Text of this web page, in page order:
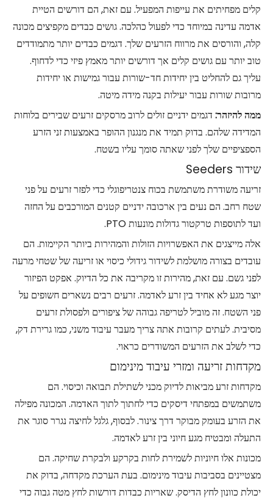
קלים מפחיתים את עייפות המפעיל. עם זאת, הם דורשים הטיית
אדמה עדינה במיוחד כדי לפעול כהלכה. גושים כבדים מקפיצים מכונה
קלה, והורסים את מרווח הזרעים שלך. דגמים כבדים יותר מתמודדים
טוב יותר עם גושים קלים אך דורשים יותר מאמץ פיזי כדי לדחוף.
עליך גם להחליט בין יחידות חד-שורות עבור גמישות או יחידות
מרובות שורות עבור יעילות בקנה מידה מיטה.
ממה להיזהר: דגמים ידניים זולים לרוב מרסקים זרעים שבירים בלוחות
המדידה שלהם. בדוק תמיד את מנגנון ההופר באמצעות זני הזרע
הספציפיים שלך לפני שאתה סומך עליו בשטח.
שידור Seeders
זריעה משודרת משתמשת בכוח צנטריפוגלי כדי לפזר זרעים על פני
שטח רחב. הם נעים בין ארכובה ידניים קטנים המורכבים על החזה
ועד לתוספות טרקטור גדולות מונעות PTO.
אלה מייצגים את האפשרויות הזולות והמהירות ביותר הקיימות. הם
עובדים בצורה מושלמת לשידור גידולי כיסוי או זריעה של שטחי מרעה
לפני גשם. עם זאת, מהירות זו מקריבה את כל הדיוק. אפקט הפיזור
יוצר מגע לא אחיד בין זרע לאדמה. זרעים רבים נשארים חשופים על
פני השטח. זה מוביל לטריפה גבוהה של ציפורים ולפסולת זרעים
מסיבית. לעתים קרובות אתה צריך מעבר עיבוד משני, כמו גרירת דק,
כדי לשלב את הזרעים המשודרים כראוי.
מקדחות זריעה ומזרי עיבוד מינימום
מקדחות זרע מביאות לדיוק מכני לשתילת תבואה וכיסוי. הם
משתמשים במפתחי דיסקים כדי לחתוך לתוך האדמה. המכונה מפילה
את הזרע בעומק מבוקר דרך צינור. לבסוף, גלגל לחיצה נגרר סוגר את
התעלה ומבטיח מגע חיוני בין זרע לאדמה.
מכונות אלו חיוניות לשמירת לחות בקרקע ולבקרת שחיקה. הם
מצטיינים בסביבות עיבוד מינימום. בעת הערכת מקדחה, בדוק את
יכולת כוונון לחץ הדיסק. שאריות כבדות דורשות לחץ מטה גבוה כדי